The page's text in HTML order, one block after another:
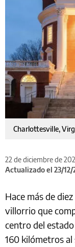
Charlottesville,
22 de diciembre de
Actualizado el 23/12/
Hace más de
villorrio que
centro del
160 kilómetros